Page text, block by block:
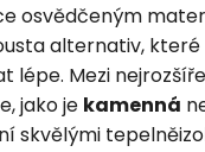
osvědčeným
alternativ,
lépe. Mezi
jako je kamenná
skvělými